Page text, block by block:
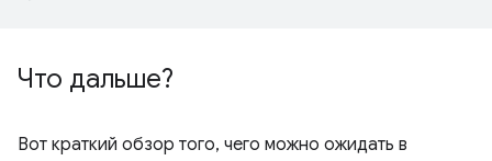
Что дальше?
Вот краткий обзор того, чего можно ожидать в